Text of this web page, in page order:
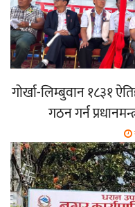
गोर्खा-लिम्बुवान १८३१
गठन गर्न